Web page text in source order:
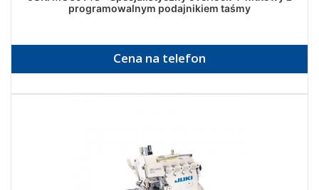
programowalnym podajnikiem taśmy
Cena na telefon